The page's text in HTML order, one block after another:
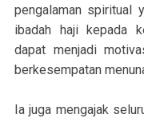
pengalaman spiritual
ibadah haji kepada
dapat menjadi
berkesempatan
Ia juga mengajak